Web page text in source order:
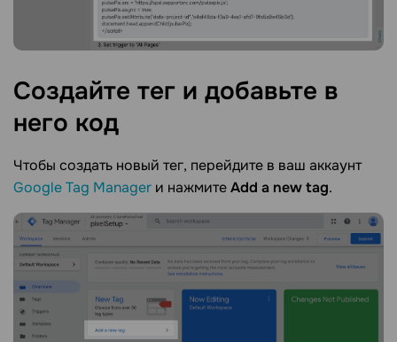
Создайте тег и добавьте в
него код
Чтобы создать новый тег, перейдите в ваш аккаунт
Google Tag Manager и нажмитеAdd a new tag.